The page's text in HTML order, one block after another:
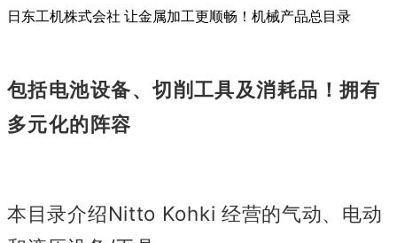
日东工机株式会社 让金属加工更顺畅！机械产品总目录
包括电池设备、切削工具及消耗品！拥有
多元化的阵容
本目录介绍Nitto Kohki 经营的气动、电动